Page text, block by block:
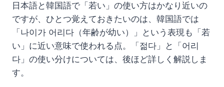
日本語と韓国語で「若い」の使い方はかなり近いの
ですが、ひとつ覚えておきたいのは、韓国語では
「나이가 어리다（年齢が幼い）」という表現も「若
い」に近い意味で使われる点。「젊다」と「어리
다」の使い分けについては、後ほど詳しく解説しま
す。